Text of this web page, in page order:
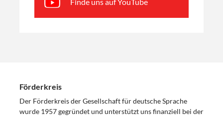
Förderkreis
Der Förderkreis der Gesellschaft für deutsche Sprache
wurde 1957 gegründet und unterstützt uns finanziell bei der